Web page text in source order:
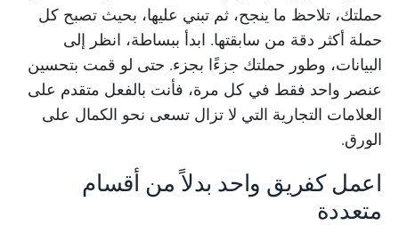
حملتك، تلاحظ ما ينجح، ثم تبني عليها، بحيث تصبح كل
حملة أكثر دقة من سابقتها. ابدأ ببساطة، انظر إلى
البيانات، وطور حملتك جزءًا بجزء. حتى لو قمت بتحسين
عنصر واحد فقط في كل مرة، فأنت بالفعل متقدم على
العلامات التجارية التي لا تزال تسعى نحو الكمال على
الورق.
اعمل كفريق واحد بدلاً من أقسام
متعددة